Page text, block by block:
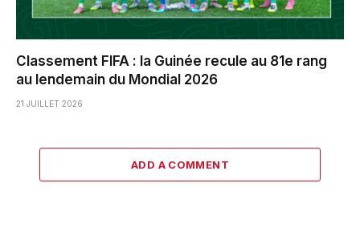
Classement FIFA : la Guinée recule au 81e rang
au lendemain du Mondial 2026
21 JUILLET 2026
ADD A COMMENT